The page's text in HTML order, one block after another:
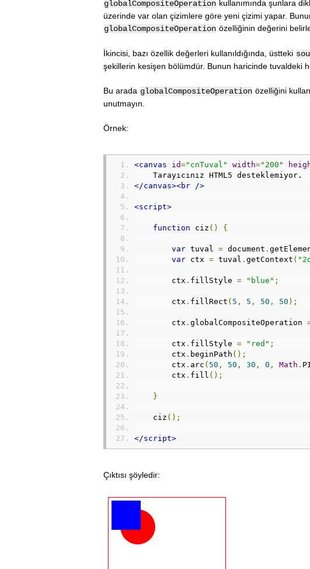
globalCompositeOperation kullanımında şunlara
üzerinde var olan çizimlere göre yeni çizimi yapar.
globalCompositeOperation özelliğinin değerini
İkincisi, bazı özellik değerleri kullanıldığında, üstteki
şekillerin kesişen bölümdür. Bunun haricinde tuvaldeki
Bu arada globalCompositeOperation özelliğini
unutmayın.
Örnek:
<canvas id="cnTuval" width="200"
    Tarayıcınız HTML5 desteklemiyor.
</canvas><br />
<script>
function ciz () {
var tuval = document .
var ctx = tuval . getContext (
        ctx
. fillStyle = "blue" ;
        ctx
. fillRect ( 5 , 5 , 50 , 50 );
        ctx
. globalCompositeOperation
        ctx
. fillStyle = "red" ;
        ctx
. beginPath ();
        ctx
. arc ( 50 , 50 , 30 , 0 , Math .
        ctx
. fill ();
}
    ciz
();
</script>
Çıktısı şöyledir: